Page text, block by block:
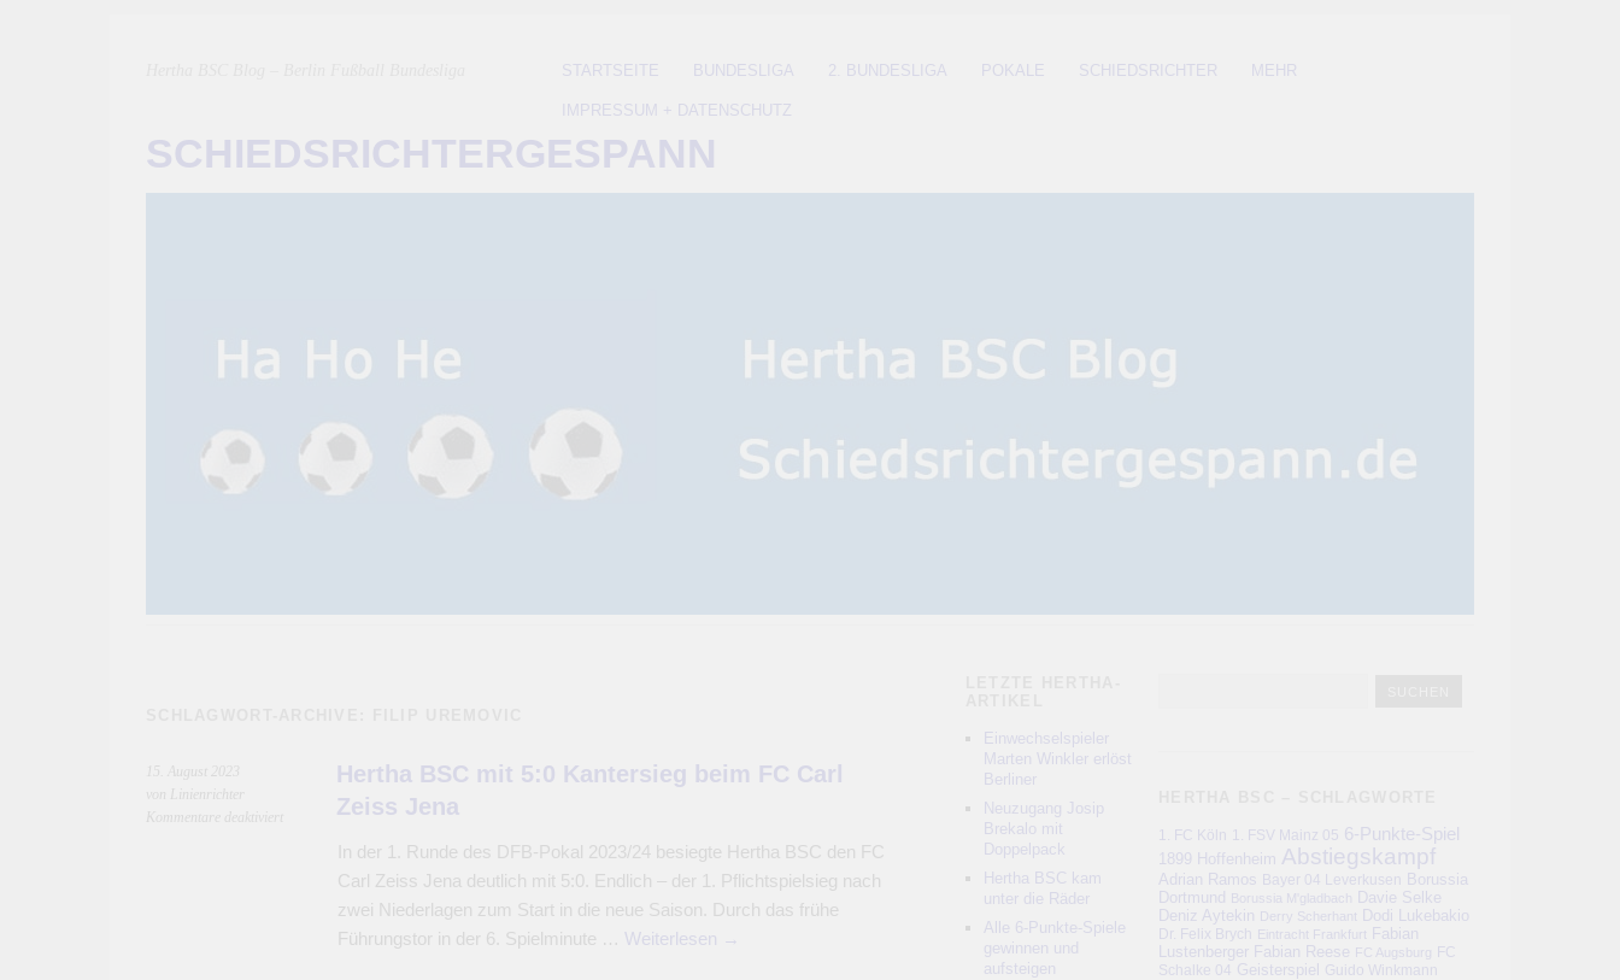
STARTSEITE BUNDESLIGA 2. BUNDESLIGA POKALE SCHIEDSRICHTER MEHR
IMPRESSUM + DATENSCHUTZ
SCHIEDSRICHTERGESPANN
15. August 2023
von Linienrichter
Kommentare deaktiviert
Kantersieg
Hertha BSC mit 5:0 Kantersieg beim FC Carl
Zeiss Jena
In der 1. Runde des DFB-Pokal 2023/24 besiegte Hertha BSC den FC
Carl Zeiss Jena deutlich mit 5:0. Endlich – der 1. Pflichtspielsieg nach
zwei Niederlagen zum Start in die neue Saison. Durch das frühe
Führungstor in der 6. Spielminute … Weiterlesen →
Einwechselspieler
Marten Winkler erlöst
Berliner
Neuzugang Josip
Brekalo mit
Doppelpack
Hertha BSC kam
unter die Räder
Alle 6-Punkte-Spiele
gewinnen und
aufsteigen
1. FC Köln 1. FSV Mainz 05 6-Punkte-Spiel
1899 Hoffenheim Abstiegskampf
Adrian Ramos Bayer 04 Leverkusen
Borussia
Dortmund
Borussia M'gladbach Davie Selke
Deniz Aytekin Derry Scherhant Dodi Lukebakio
Dr. Felix Brych Eintracht Frankfurt
Fabian
Lustenberger Fabian Reese FC Augsburg
FC
Schalke 04
Geisterspiel
Guido Winkmann